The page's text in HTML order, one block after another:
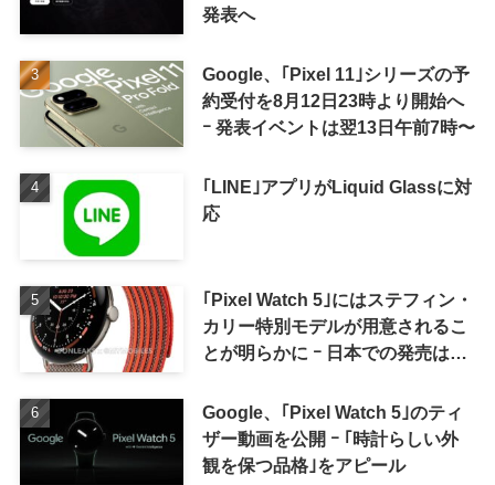
発表へ
Google、｢Pixel 11｣シリーズの予
約受付を8月12日23時より開始へ
ｰ 発表イベントは翌13日午前7時〜
｢LINE｣アプリがLiquid Glassに対
応
｢Pixel Watch 5｣にはステフィン・
カリー特別モデルが用意されるこ
とが明らかに ｰ 日本での発売は期
Google、｢Pixel Watch 5｣のティ
ザー動画を公開 ｰ ｢時計らしい外
観を保つ品格｣をアピール